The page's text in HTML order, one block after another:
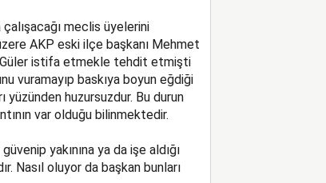
çalışacağı meclis üyelerini
AKP eski ilçe başkanı Mehmet
Güler istifa etmekle tehdit etmişti
vuramayıp baskıya boyun eğdiği
huzursuzdur. Bu durun
var olduğu bilinmektedir.
yakınına ya da işe aldığı
Nasıl oluyor da başkan bunları